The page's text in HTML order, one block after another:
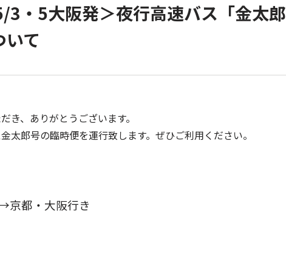
・5大阪発＞夜行高速バス「金太郎
て
き、ありがとうございます。
太郎号の臨時便を運行致します。ぜひご利用ください。
京都・大阪行き